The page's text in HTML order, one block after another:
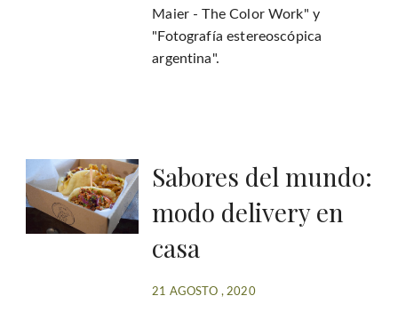
Maier - The Color Work" y
"Fotografía estereoscópica
argentina".
Sabores del mundo:
modo delivery en
casa
21 AGOSTO , 2020